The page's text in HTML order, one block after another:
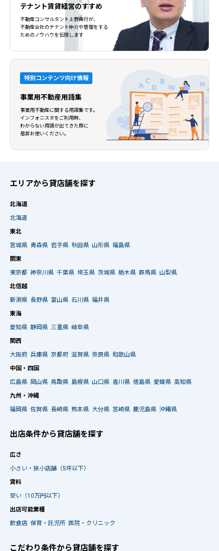
テナント賃貸経営のすすめ
不動産コンサルタント上野典行が、
不動産会社のテナント仲介や管理をする
ためのノウハウを伝授します
特別コンテンツ向け情報
事業用不動産用語集
事業用不動産に関する用語集です。
インフォニスタをご利用時、
わからない用語が出てきた際に
是非お使いください。
エリアから貸店舗を探す
北海道
北海道
東北
宮城県 青森県 岩手県 秋田県 山形県 福島県
関東
東京都 神奈川県 千葉県 埼玉県 茨城県 栃木県 群馬県 山梨県
北信越
新潟県 長野県 富山県 石川県 福井県
東海
愛知県 静岡県 三重県 岐阜県
関西
大阪府 兵庫県 京都府 滋賀県 奈良県 和歌山県
中国・四国
広島県 岡山県 鳥取県 島根県 山口県 香川県 徳島県 愛媛県 高知県
九州・沖縄
福岡県 佐賀県 長崎県 熊本県 大分県 宮崎県 鹿児島県 沖縄県
出店条件から貸店舗を探す
広さ
小さい・狭小店舗（5坪以下）
賃料
安い（10万円以下）
出店可能業種
飲食店 保育・託児所 医院・クリニック
こだわり条件から貸店舗を探す